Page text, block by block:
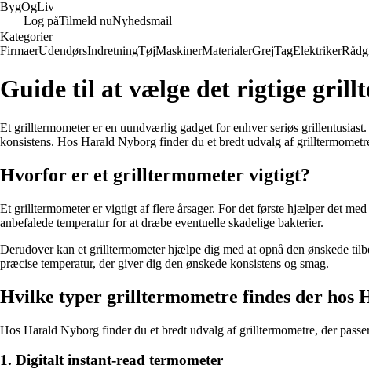
BygOgLiv
Log påTilmeld nuNyhedsmail
Kategorier
FirmaerUdendørsIndretningTøjMaskinerMaterialerGrejTagElektriker
Guide til at vælge det rigtige
Et grilltermometer er en uundværlig gadget for enhver seriøs
konsistens. Hos Harald Nyborg finder du et bredt udvalg af
Hvorfor er et grilltermometer vigtigt?
Et grilltermometer er vigtigt af flere årsager. For det første hjælper det
anbefalede temperatur for at dræbe eventuelle skadelige bakterier.
Derudover kan et grilltermometer hjælpe dig med at opnå den ønskede
præcise temperatur, der giver dig den ønskede konsistens og smag.
Hvilke typer grilltermometre findes der hos
Hos Harald Nyborg finder du et bredt udvalg af grilltermometre, der
1. Digitalt instant-read termometer